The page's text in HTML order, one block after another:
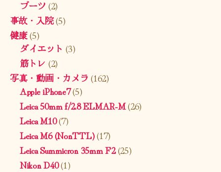
ブーツ (2)
事故・入院(5)
健康(5)
ダイエット (3)
筋トレ (2)
写真・動画・カメラ (162)
Apple iPhone7(5)
Leica 50mm f/2.8 ELMAR-M(26)
Leica M10(7)
Leica M6 (NonTTL)(17)
Leica Summicron 35mm F2(25)
Nikon D40(1)